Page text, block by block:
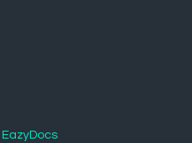
EazyDocs